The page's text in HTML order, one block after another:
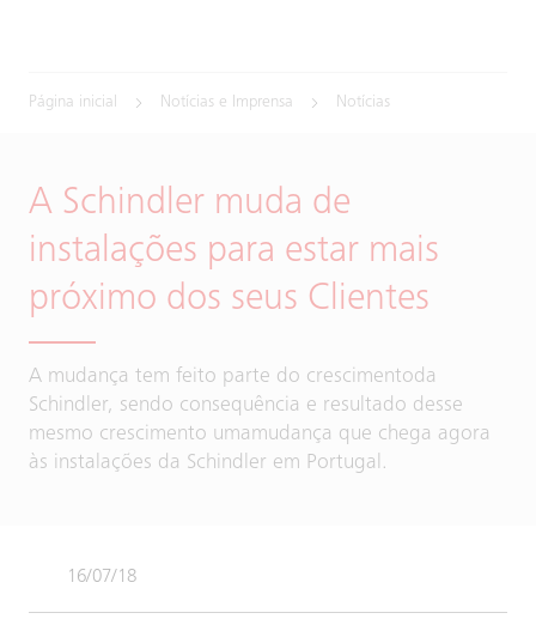
Página inicial Notícias e Imprensa Notícias
A Schindler muda de
instalações para estar mais
próximo dos seus Clientes
A mudança tem feito parte do crescimentoda
Schindler, sendo consequência e resultado desse
mesmo crescimento umamudança que chega agora
às instalações da Schindler em Portugal.
16/07/18